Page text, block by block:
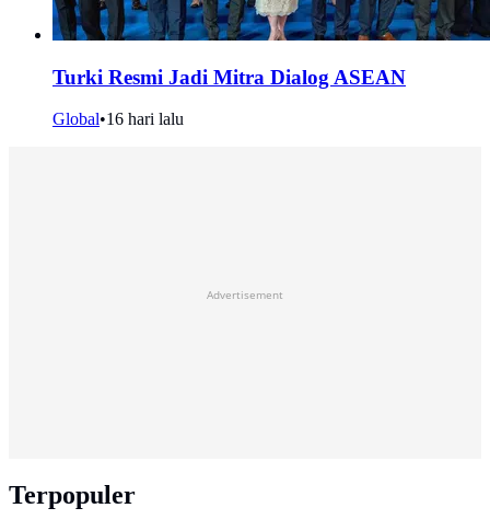
Turki Resmi Jadi Mitra Dialog ASEAN
Global•16 hari lalu
Advertisement
Terpopuler